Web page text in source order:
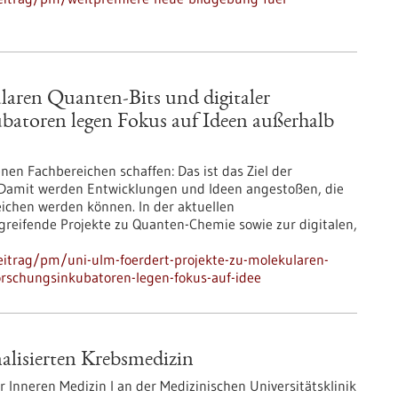
Quanten-Bits und digitaler
legen Fokus auf Ideen außerhalb
Fachbereichen schaffen: Das ist das Ziel der
werden Entwicklungen und Ideen angestoßen, die
werden können. In der aktuellen
Projekte zu Quanten-Chemie sowie zur digitalen,
pm/uni-ulm-foerdert-projekte-zu-molekularen-
legen-fokus-auf-idee
Krebsmedizin
Inneren Medizin I an der Medizinischen Universitätsklinik